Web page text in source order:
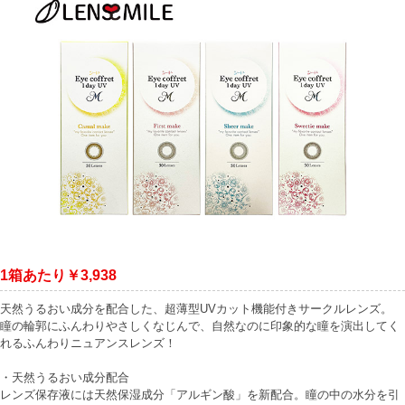
1箱あたり￥3,938
天然うるおい成分を配合した、超薄型UVカット機能付きサークルレンズ。
瞳の輪郭にふんわりやさしくなじんで、自然なのに印象的な瞳を演出してく
れるふんわりニュアンスレンズ！
・天然うるおい成分配合
レンズ保存液には天然保湿成分「アルギン酸」を新配合。瞳の中の水分を引